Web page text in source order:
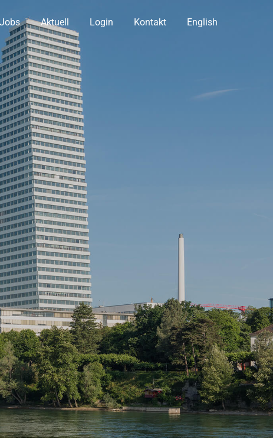
Jobs Aktuell Login Kontakt English